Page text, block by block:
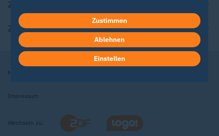
ZDFheute Apps
Nutzungsbedingungen
Impressum
Wechseln zu:
kannst du jederzeit mit Wirkung für die Zukunft
in deinen Einstellungen widerrufen oder ändern.
Hier findest du das Impressum.
Weitere Informationen findest du in unserer
Zustimmen
Ablehnen
Einstellen